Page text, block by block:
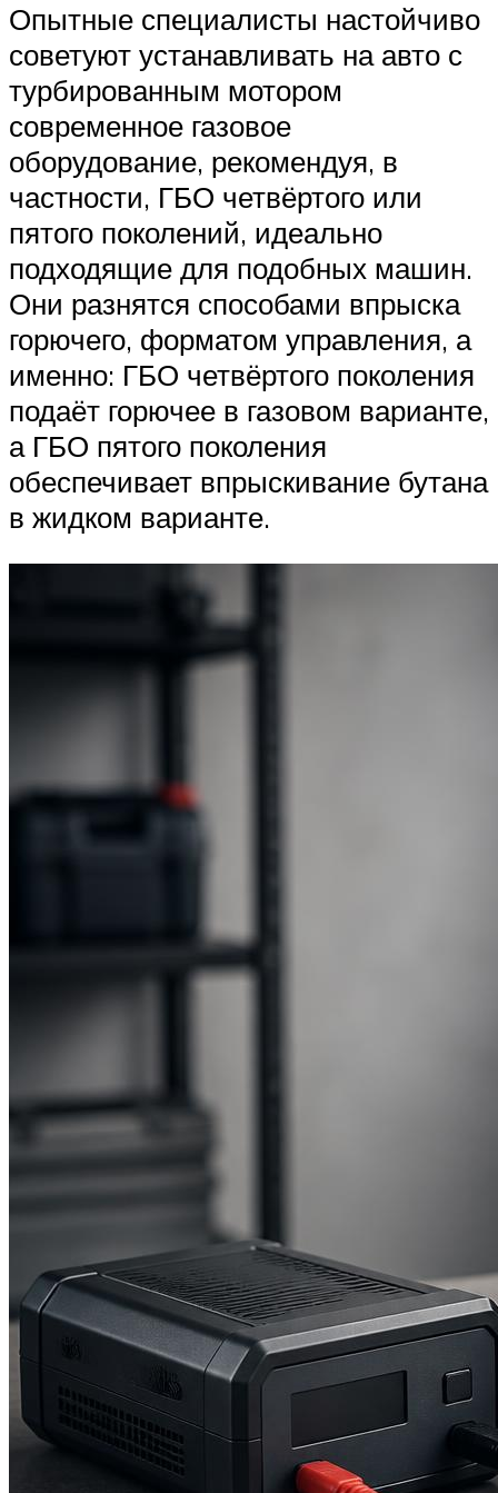
Опытные специалисты настойчиво
советуют устанавливать на авто с
турбированным мотором
современное газовое
оборудование, рекомендуя, в
частности, ГБО четвёртого или
пятого поколений, идеально
подходящие для подобных машин.
Они разнятся способами впрыска
горючего, форматом управления, а
именно: ГБО четвёртого поколения
подаёт горючее в газовом варианте,
а ГБО пятого поколения
обеспечивает впрыскивание бутана
в жидком варианте.